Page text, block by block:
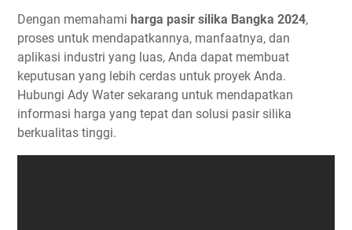
Dengan memahami harga pasir silika Bangka 2024,
proses untuk mendapatkannya, manfaatnya, dan
aplikasi industri yang luas, Anda dapat membuat
keputusan yang lebih cerdas untuk proyek Anda.
Hubungi Ady Water sekarang untuk mendapatkan
informasi harga yang tepat dan solusi pasir silika
berkualitas tinggi.